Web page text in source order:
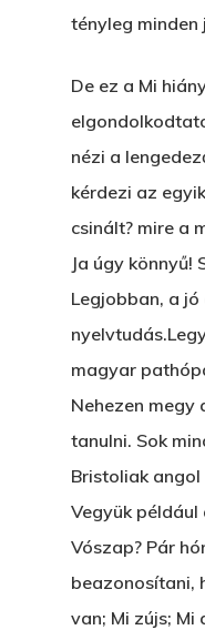
tényleg minden
De ez a Mi
nézi a
kérdezi az
csinált? mire a
Ja úgy könnyű!
Legjobban, a jó
magyar
Nehezen megy
tanulni. Sok
Bristoliak
Vegyük
Vószap? Pár
beazonosítani,
van; Mi zújs;